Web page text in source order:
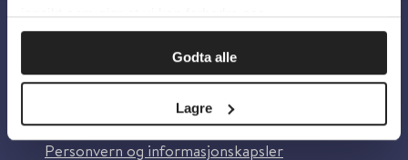
innsikt som gjør at vi kan forbedre oss.
Godta alle
Lagre
Om Helsebiblioteket
Personvern og informasjonskapsler